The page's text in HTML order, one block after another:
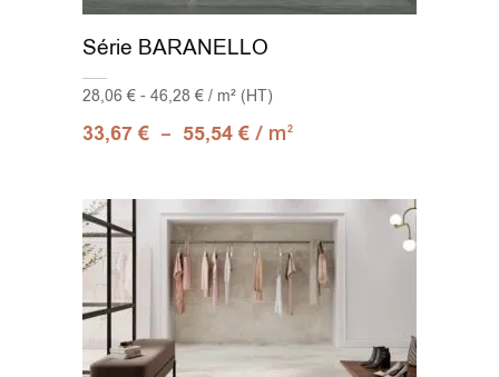
Série BARANELLO
28,06 € - 46,28 € / m² (HT)
33,67€ – 55,54€ / m2